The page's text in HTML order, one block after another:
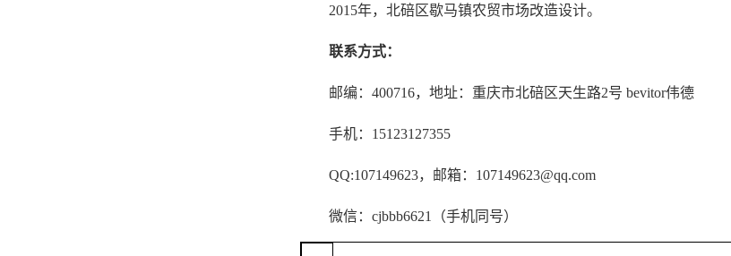
2015年，北碚区歇马镇农贸市场改造设计。
联系方式：
邮编：400716，地址：重庆市北碚区天生路2号 bevitor伟德
手机：15123127355
QQ:107149623，邮箱：107149623@qq.com
微信：cjbbb6621（手机同号）